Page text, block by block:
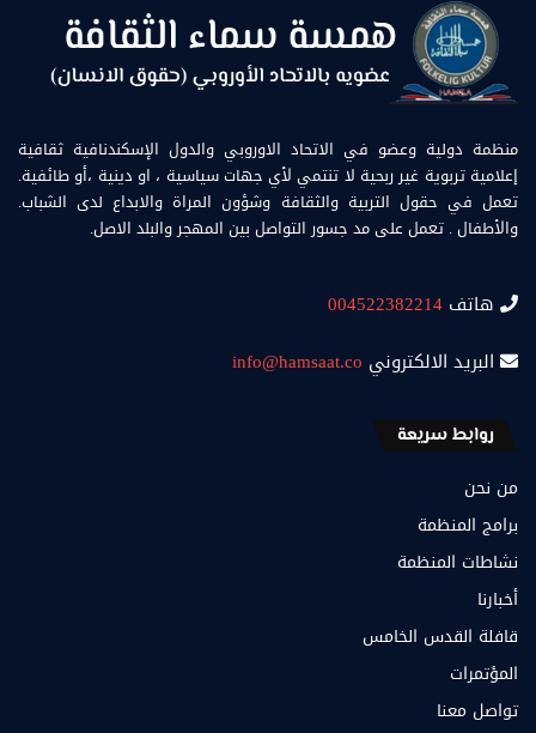
منظمة دولية وعضو في الاتحاد الاوروبي والدول الإسكندنافية ثقافية
إعلامية تربوية غير ربحية لا تنتمي لأي جهات سياسية ، او دينية ،أو طائفية.
تعمل في حقول التربية والثقافة وشؤون المراة والابداع لدى الشباب.
والأطفال . تعمل على مد جسور التواصل بين المهجر والبلد الاصل.
هاتف 004522382214
البريد الالكتروني info@hamsaat.co
روابط سريعة
من نحن
برامج المنظمة
نشاطات المنظمة
أخبارنا
قافلة القدس الخامس
المؤتمرات
تواصل معنا